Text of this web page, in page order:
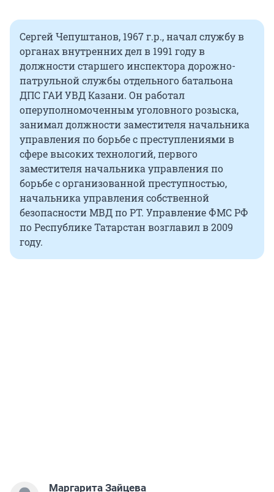
Сергей Чепуштанов, 1967 г.р., начал службу в
органах внутренних дел в 1991 году в
должности старшего инспектора дорожно-
патрульной службы отдельного батальона
ДПС ГАИ УВД Казани. Он работал
оперуполномоченным уголовного розыска,
занимал должности заместителя начальника
управления по борьбе с преступлениями в
сфере высоких технологий, первого
заместителя начальника управления по
борьбе с организованной преступностью,
начальника управления собственной
безопасности МВД по РТ. Управление ФМС РФ
по Республике Татарстан возглавил в 2009
году.
Маргарита Зайцева